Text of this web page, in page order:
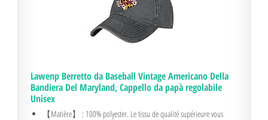
Lawenp Berretto da Baseball Vintage Americano Della
Bandiera Del Maryland, Cappello da papà regolabile
Unisex
【Matière】 : 100% polyester. Le tissu de qualité supérieure vous